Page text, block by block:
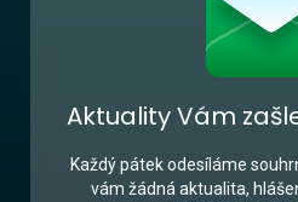
Aktuality Vám
Každý pátek odesíláme
vám žádná aktualita,